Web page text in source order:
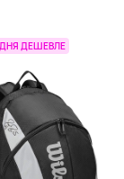
ДЕШЕВЛЕ